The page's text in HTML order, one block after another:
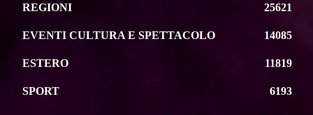
REGIONI 25621
EVENTI CULTURA E SPETTACOLO 14085
ESTERO 11819
SPORT 6193